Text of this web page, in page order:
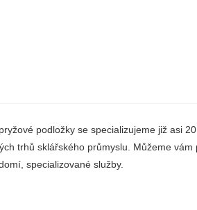
podložky se specializujeme již asi
trhů sklářského průmyslu. Můžeme vám
specializované služby.